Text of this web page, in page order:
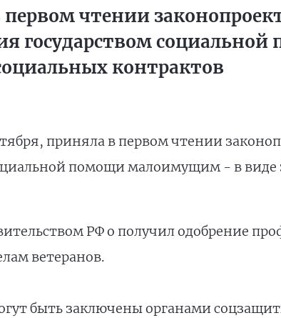
первом чтении
государством
контрактов
приняла в первом чтении
помощи малоимущим - в
РФ о получил одобрение
ветеранов.
быть заключены органами